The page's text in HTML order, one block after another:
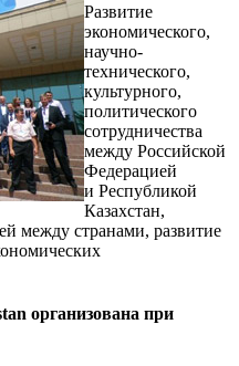
Развитие
экономического,
научно-
технического,
культурного,
политического
сотрудничества
между Российской
Федерацией
и Республикой
Казахстан,
между странами, развитие
организована при